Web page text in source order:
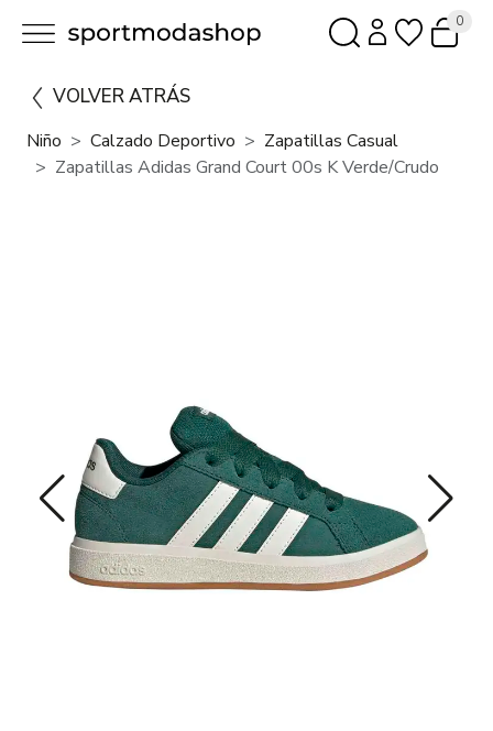
0
VOLVER ATRÁS
Niño Calzado Deportivo
Zapatillas Casual
Zapatillas Adidas Grand Court 00s K Verde/Crudo